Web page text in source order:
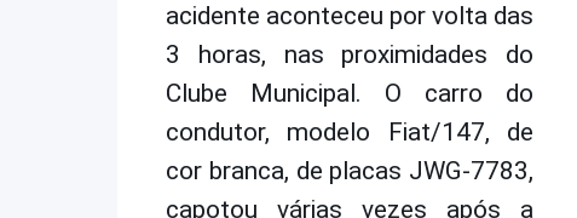
acidente aconteceu por volta das
3 horas, nas proximidades do
Clube Municipal. O carro do
condutor, modelo Fiat/147, de
cor branca, de placas JWG-7783,
capotou várias vezes após a